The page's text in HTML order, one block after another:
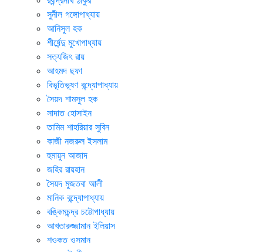
সুনীল গঙ্গোপাধ্যায়
আনিসুল হক
শীর্ষেন্দু মুখোপাধ্যায়
সত্যজিৎ রায়
আহমদ ছফা
বিভূতিভূষণ বন্দ্যোপাধ্যায়
সৈয়দ শামসুল হক
সাদাত হোসাইন
তামিম শাহরিয়ার সুবিন
কাজী নজরুল ইসলাম
হুমায়ুন আজাদ
জহির রায়হান
সৈয়দ মুজতবা আলী
মানিক বন্দ্যোপাধ্যায়
বঙ্কিমচন্দ্র চট্টোপাধ্যায়
আখতারুজ্জামান ইলিয়াস
শওকত ওসমান